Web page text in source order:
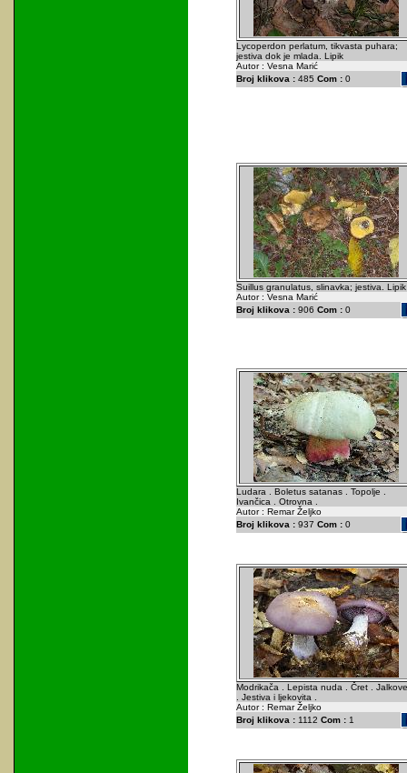
Lycoperdon perlatum, tikvasta puhara;
jestiva dok je mlada. Lipik
Autor : Vesna Marić
Broj klikova :485 Com :0
Suillus granulatus, slinavka; jestiva. Lipik
Autor : Vesna Marić
Broj klikova :906 Com :0
Ludara . Boletus satanas . Topolje .
Ivančica . Otrovna .
Autor : Remar Željko
Broj klikova :937 Com :0
Modrikača . Lepista nuda . Čret .
. Jestiva i ljekovita .
Autor : Remar Željko
Broj klikova :1112 Com :1